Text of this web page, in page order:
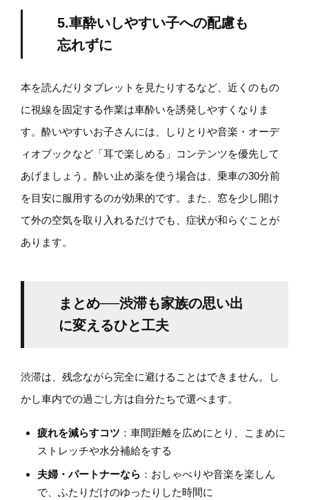
5.車酔いしやすい子への配慮も
忘れずに
本を読んだりタブレットを見たりするなど、近くのもの
に視線を固定する作業は車酔いを誘発しやすくなりま
す。酔いやすいお子さんには、しりとりや音楽・オーデ
ィオブックなど「耳で楽しめる」コンテンツを優先して
あげましょう。酔い止め薬を使う場合は、乗車の30分前
を目安に服用するのが効果的です。また、窓を少し開け
て外の空気を取り入れるだけでも、症状が和らぐことが
あります。
まとめ──渋滞も家族の思い出
に変えるひと工夫
渋滞は、残念ながら完全に避けることはできません。し
かし車内での過ごし方は自分たちで選べます。
疲れを減らすコツ ：車間距離を広めにとり、こまめに
ストレッチや水分補給をする
夫婦・パートナーなら ：おしゃべりや音楽を楽しん
で、ふたりだけのゆったりした時間に